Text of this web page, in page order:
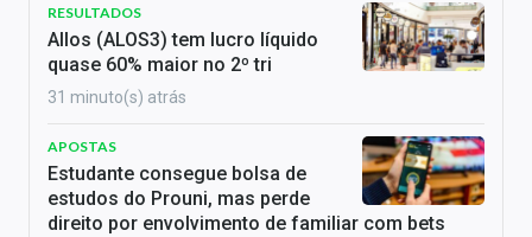
RESULTADOS
Allos (ALOS3) tem lucro líquido
quase 60% maior no 2º tri
31 minuto(s) atrás
APOSTAS
Estudante consegue bolsa de
estudos do Prouni, mas perde
direito por envolvimento de familiar com bets